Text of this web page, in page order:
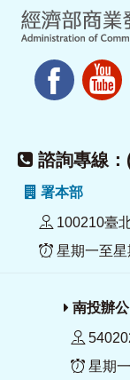
諮詢專線
署本部
100210臺
星期一至星
南投辦
星期